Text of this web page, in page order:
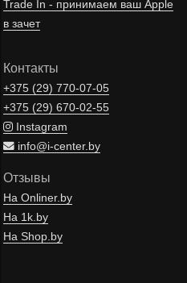
Trade In - принимаем ваш Apple
в зачет
Контакты
+375 (29)770-07-05
+375 (29)670-02-55
Instagram
info@i-center.by
Отзывы
На Onliner.by
На 1k.by
На Shop.by